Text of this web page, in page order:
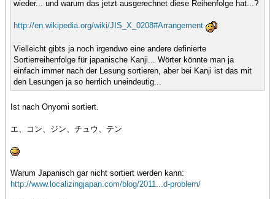
wieder... und warum das jetzt ausgerechnet diese Reihenfolge hat...?
http://en.wikipedia.org/wiki/JIS_X_0208#Arrangement
Vielleicht gibts ja noch irgendwo eine andere definierte
Sortierreihenfolge für japanische Kanji... Wörter könnte man ja
einfach immer nach der Lesung sortieren, aber bei Kanji ist das mit
den Lesungen ja so herrlich uneindeutig...
Ist nach Onyomi sortiert.
エ、コン、ジン、チュウ、テン
Warum Japanisch gar nicht sortiert werden kann:
http://www.localizingjapan.com/blog/2011...d-problem/